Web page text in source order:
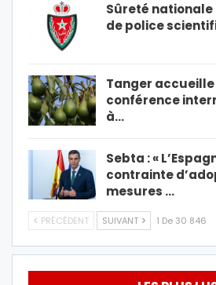
Sûreté nationale
de police
Tanger
conférence
à…
Sebta : «
contrainte
mesures …
PRÉCÉDENT SUIVANT 1 De 30 846